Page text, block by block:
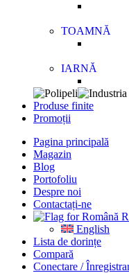
TOAMNĂ
IARNĂ
Produse finite
Promoții
Pagina principală
Magazin
Blog
Portofoliu
Despre noi
Contactați-ne
English
Lista de dorințe
Compară
Conectare /